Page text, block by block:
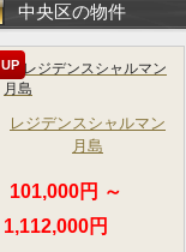
中央区の物件
UP
レジデンスシャルマン
月島
101,000円 ～
1,112,000円